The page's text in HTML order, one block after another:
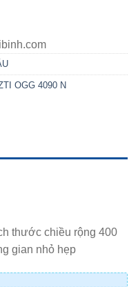
OGG 4090 N
thước chiều rộng 400
gian nhỏ hẹp